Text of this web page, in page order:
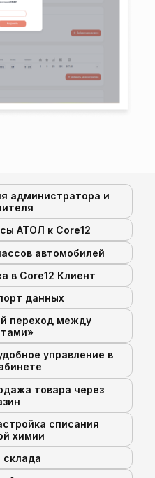
администратора и
АТОЛ к Core12
автомобилей
в Core12 Клиент
данных
переход между
управление в
товара через
списания
химии
склада